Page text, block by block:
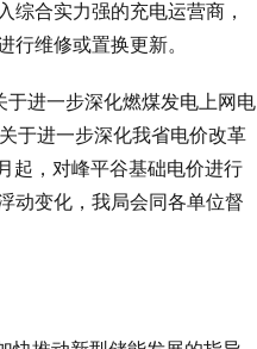
综合实力强的充电运营商，
行维修或置换更新。
进一步深化燃煤发电上网电
于进一步深化我省电价改革
起，对峰平谷基础电价进行
动变化，我局会同各单位督